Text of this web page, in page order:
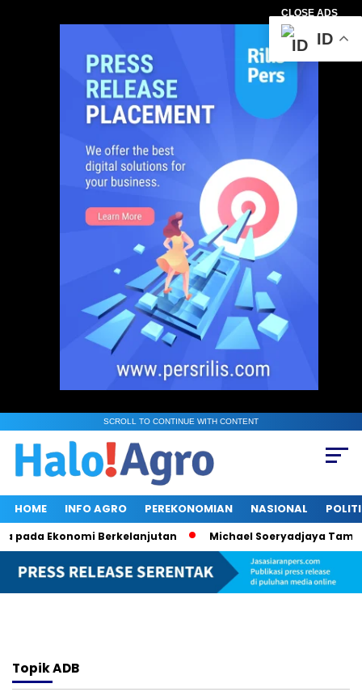
CLOSE ADS
SCROLL TO CONTINUE WITH CONTENT
HOME INFO AGRO PEREKONOMIAN NASIONAL
pada Ekonomi Berkelanjutan Michael Soeryadjaya
TopikADB
ID